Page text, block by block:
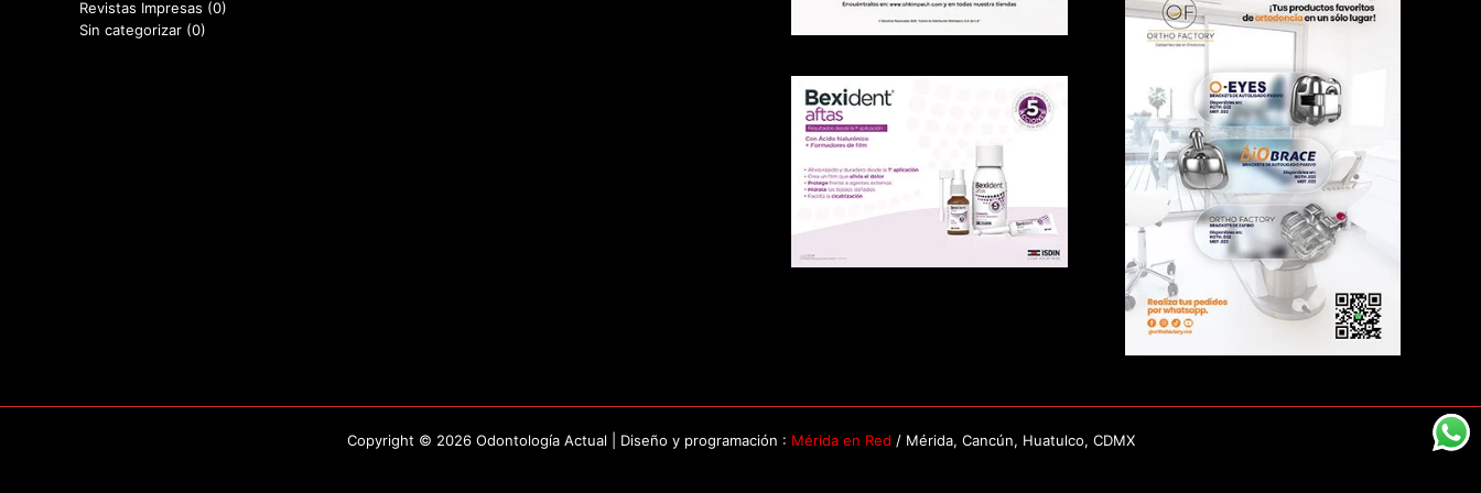
Revistas Impresas (0)
Sin categorizar (0)
Copyright © 2026 Odontología Actual | Diseño y programación : Mérida en Red / Mérida, Cancún, Huatulco, CDMX